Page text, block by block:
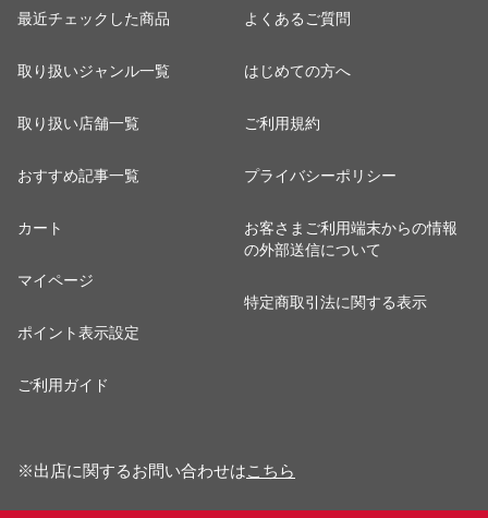
最近チェックした商品
取り扱いジャンル一覧
取り扱い店舗一覧
おすすめ記事一覧
カート
マイページ
ポイント表示設定
ご利用ガイド
よくあるご質問
はじめての方へ
ご利用規約
プライバシーポリシー
お客さまご利用端末からの情報
の外部送信について
特定商取引法に関する表示
※出店に関するお問い合わせはこちら